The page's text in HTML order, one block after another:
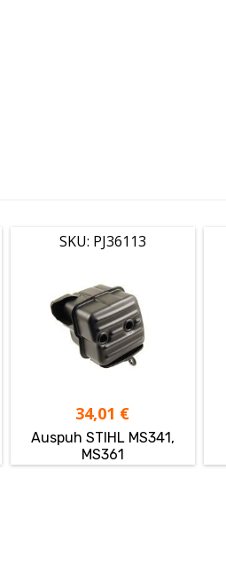
SKU: PJ36113
34,01 €
Auspuh STIHL MS341,
MS361